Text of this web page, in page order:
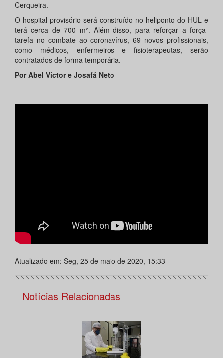
Cerqueira.
O hospital provisório será construído no heliponto do HUL e
terá cerca de 700 m². Além disso, para reforçar a força-
tarefa no combate ao coronavírus, 69 novos profissionais,
como médicos, enfermeiros e fisioterapeutas, serão
contratados de forma temporária.
Por Abel Victor e Josafá Neto
Atualizado em: Seg, 25 de maio de 2020, 15:33
Notícias Relacionadas